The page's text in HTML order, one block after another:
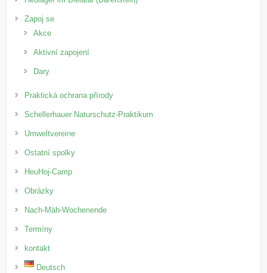
Zapoj se
Akce
Aktivní zapojení
Dary
Praktická ochrana přírody
Schellerhauer Naturschutz-Praktikum
Umweltvereine
Ostatní spolky
HeuHoj-Camp
Obrázky
Nach-Mäh-Wochenende
Termíny
kontakt
Deutsch